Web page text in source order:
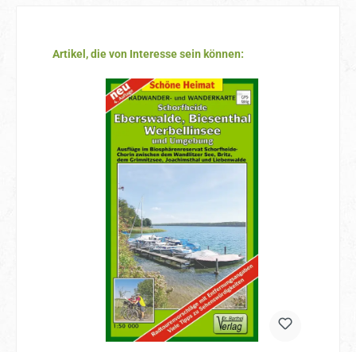
Produktgalerie überspringen
Artikel, die von Interesse sein können: